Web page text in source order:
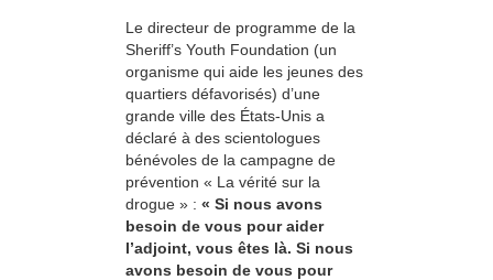
Le directeur de programme de la
Sheriff’s Youth Foundation (un
organisme qui aide les jeunes des
quartiers défavorisés) d’une
grande ville des États-Unis a
déclaré à des scientologues
bénévoles de la campagne de
prévention « La vérité sur la
drogue » : « Si nous avons
besoin de vous pour aider
l’adjoint, vous êtes là. Si nous
avons besoin de vous pour